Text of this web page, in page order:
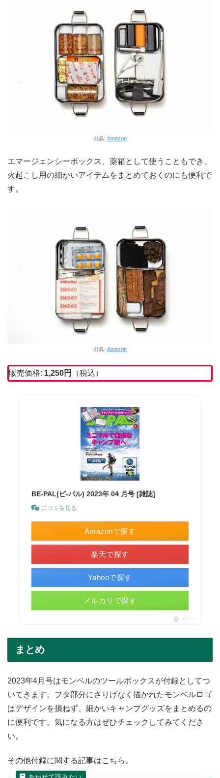
出典: Amazon
エマージェンシーボックス、薬箱として使うこともでき、
火起こし用の細かいアイテムをまとめておくのにも便利で
す。
出典: Amazon
販売価格: 1,250円 （税込）
BE-PAL(ビ-パル) 2023年 04 月号 [雑誌]
口コミを見る
Amazonで探す
楽天で探す
Yahooで探す
メルカリで探す
ポチップ
まとめ
2023年4月号はモンベルのツールボックスが付録としてつ
いてきます。フタ部分にさりげなく描かれたモンベルロゴ
はデザインを損ねず、細かいキャンプグッズをまとめるの
に便利です。気になる方はぜひチェックしてみてくださ
い。
その他付録に関する記事はこちら。